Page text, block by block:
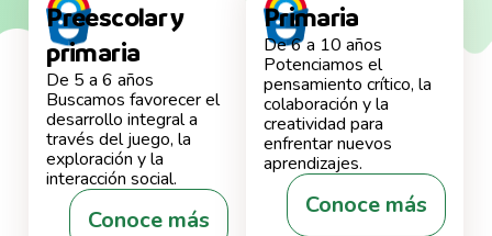
Preescolar y
primaria
De 5 a 6 años
Buscamos favorecer el
desarrollo integral a
través del juego, la
exploración y la
interacción social.
Conoce más
Primaria
De 6 a 10 años
Potenciamos el
pensamiento crítico, la
colaboración y la
creatividad para
enfrentar nuevos
aprendizajes.
Conoce más